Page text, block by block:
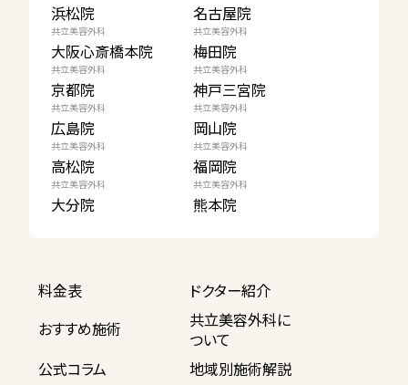
浜松院 名古屋院
共立美容外科
大阪心斎橋本院
共立美容外科
梅田院
共立美容外科
京都院
共立美容外科
神戸三宮院
共立美容外科
広島院
共立美容外科
岡山院
共立美容外科
高松院
共立美容外科
福岡院
共立美容外科
大分院
共立美容外科
熊本院
料金表
ドクター紹介
おすすめ施術
共立美容外科に
ついて
公式コラム
地域別施術解説